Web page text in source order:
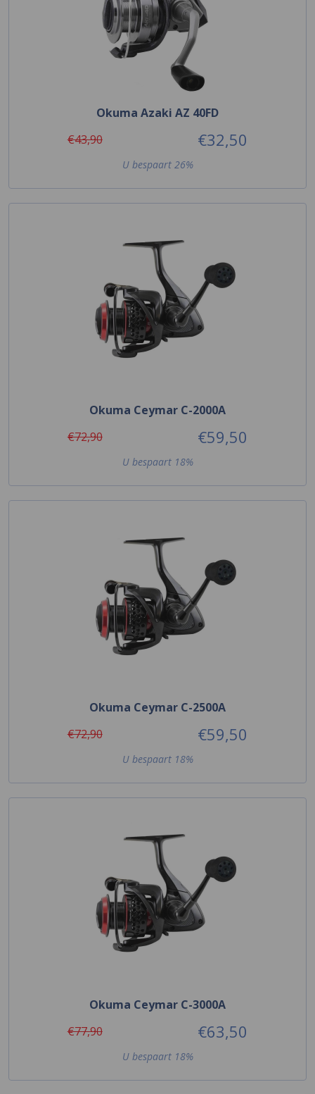
Okuma Azaki AZ 40FD
€43,90
€32,50
U bespaart 26%
Okuma Ceymar C-2000A
€72,90
€59,50
U bespaart 18%
Okuma Ceymar C-2500A
€72,90
€59,50
U bespaart 18%
Okuma Ceymar C-3000A
€77,90
€63,50
U bespaart 18%